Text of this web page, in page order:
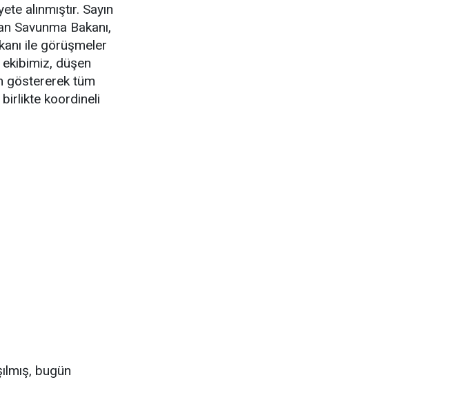
alınmıştır. Sayın
Savunma Bakanı,
ile görüşmeler
ekibimiz, düşen
göstererek tüm
birlikte koordineli
bugün